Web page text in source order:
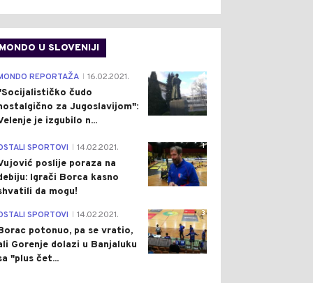
MONDO U SLOVENIJI
4
REPORTAŽA 16.02.2021.
čudo
za Jugoslavijom":
je izgubilo n...
1
SPORTOVI 14.02.2021.
poslije poraza na
Igrači Borca kasno
da mogu!
3
SPORTOVI 14.02.2021.
potonuo, pa se vratio,
Gorenje dolazi u Banjaluku
"plus čet...